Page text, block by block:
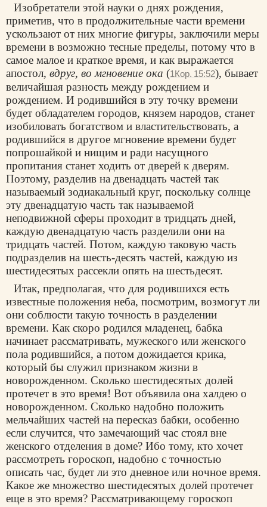
Изобретатели этой науки о днях рождения,
приметив, что в продолжительные части времени
ускользают от них многие фигуры, заключили меры
времени в возможно тесные пределы, потому что в
самое малое и краткое время, и как выражается
апостол, вдруг, во мгновение ока (1Кор. 15:52), бывает
величайшая разность между рождением и
рождением. И родившийся в эту точку времени
будет обладателем городов, князем народов, станет
изобиловать богатством и властительствовать, а
родившийся в другое мгновение времени будет
попрошайкой и нищим и ради насущного
пропитания станет ходить от дверей к дверям.
Поэтому, разделив на двенадцать частей так
называемый зодиакальный круг, поскольку солнце
эту двенадцатую часть так называемой
неподвижной сферы проходит в тридцать дней,
каждую двенадцатую часть разделили они на
тридцать частей. Потом, каждую таковую часть
подразделив на шесть-десять частей, каждую из
шестидесятых рассекли опять на шестьдесят.
Итак, предполагая, что для родившихся есть
известные положения неба, посмотрим, возмогут ли
они соблюсти такую точность в разделении
времени. Как скоро родился младенец, бабка
начинает рассматривать, мужеского или женского
пола родившийся, а потом дожидается крика,
который бы служил признаком жизни в
новорожденном. Сколько шестидесятых долей
протечет в это время! Вот объявила она халдею о
новорожденном. Сколько надобно положить
мельчайших частей на пересказ бабки, особенно
если случится, что замечающий час стоял вне
женского отделения в доме? Ибо тому, кто хочет
рассмотреть гороскоп, надобно с точностью
описать час, будет ли это дневное или ночное время.
Какое же множество шестидесятых долей протечет
еще в это время? Рассматривающему гороскоп